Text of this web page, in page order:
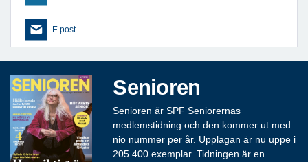
E-post
Senioren
Senioren är SPF Seniorernas
medlemstidning och den kommer ut med
nio nummer per år. Upplagan är nu uppe i
205 400 exemplar. Tidningen är en